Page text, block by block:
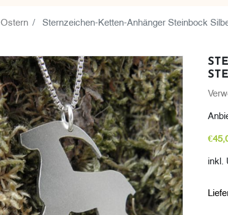
Ostern Sternzeichen-Ketten-Anhänger Steinbock
inkl.